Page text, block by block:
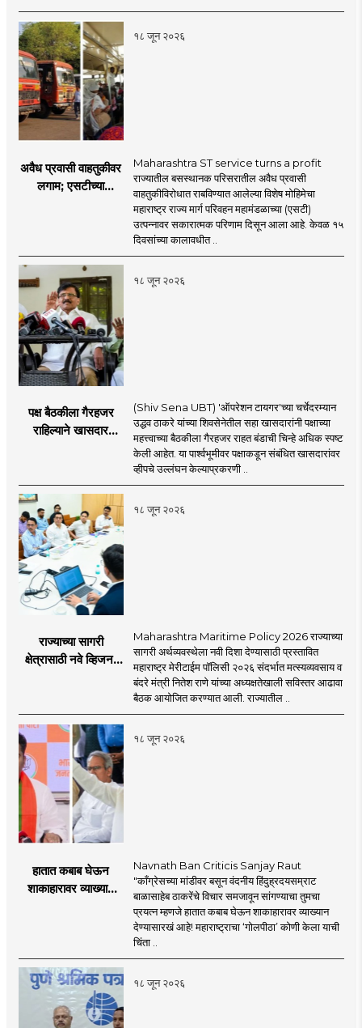
नेमका कुठे चुकला?
१८ जून २०२६
अवैध प्रवासी वाहतुकीवर
लगाम; एसटीच्या
Maharashtra ST service turns a profit
राज्यातील बसस्थानक परिसरातील अवैध प्रवासी
वाहतुकीविरोधात राबविण्यात आलेल्या विशेष मोहिमेचा
महाराष्ट्र राज्य मार्ग परिवहन महामंडळाच्या (एसटी)
उत्पन्नावर सकारात्मक परिणाम दिसून आला आहे. केवळ १५
दिवसांच्या कालावधीत ..
१८ जून २०२६
पक्ष बैठकीला गैरहजर
राहिल्याने खासदार
काय सांगतो?
(Shiv Sena UBT) 'ऑपरेशन टायगर'च्या चर्चेदरम्यान
उद्धव ठाकरे यांच्या शिवसेनेतील सहा खासदारांनी पक्षाच्या
महत्त्वाच्या बैठकीला गैरहजर राहत बंडाची चिन्हे अधिक स्पष्ट
केली आहेत. या पार्श्वभूमीवर पक्षाकडून संबंधित खासदारांवर
व्हीपचे उल्लंघन केल्याप्रकरणी ..
१८ जून २०२६
राज्याच्या सागरी
क्षेत्रासाठी नवे व्हिजन;
प्रस्ताव
Maharashtra Maritime Policy 2026 राज्याच्या
सागरी अर्थव्यवस्थेला नवी दिशा देण्यासाठी प्रस्तावित
महाराष्ट्र मेरीटाईम पॉलिसी २०२६ संदर्भात मत्स्यव्यवसाय व
बंदरे मंत्री नितेश राणे यांच्या अध्यक्षतेखाली सविस्तर आढावा
बैठक आयोजित करण्यात आली. राज्यातील ..
१८ जून २०२६
हातात कबाब घेऊन
शाकाहारावर व्याख्यान
Navnath Ban Criticis Sanjay Raut
"काँग्रेसच्या मांडीवर बसून वंदनीय हिंदुह्रदयसम्राट
बाळासाहेब ठाकरेंचे विचार समजावून सांगण्याचा तुमचा
प्रयत्न म्हणजे हातात कबाब घेऊन शाकाहारावर व्याख्यान
देण्यासारखं आहे! महाराष्ट्राचा ‘गोलपीठा’ कोणी केला याची
चिंता ..
१८ जून २०२६